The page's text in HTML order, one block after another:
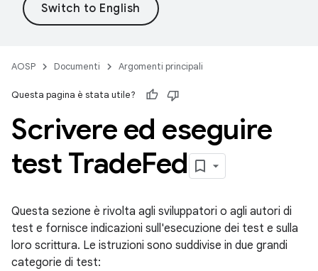
AOSP Documenti Argomenti principali
Questa pagina è stata utile?
Scrivere ed eseguire
test TradeFed
Questa sezione è rivolta agli sviluppatori o agli autori di
test e fornisce indicazioni sull'esecuzione dei test e sulla
loro scrittura. Le istruzioni sono suddivise in due grandi
categorie di test: